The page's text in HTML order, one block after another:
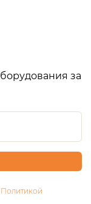
за
Политикой